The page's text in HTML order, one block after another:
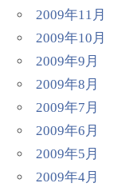
2009年11月
2009年10月
2009年9月
2009年8月
2009年7月
2009年6月
2009年5月
2009年4月